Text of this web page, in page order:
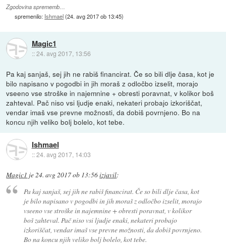
Zgodovina sprememb…
spremenilo: Ishmael(24. avg 2017 ob 13:45)
Magic1
::24. avg 2017, 13:56
Pa kaj sanjaš, sej jih ne rabiš financirat. Če so bili dlje časa, kot je
bilo napisano v pogodbi in jih moraš z odločbo izselit, morajo
vseeno vse stroške in najemnine + obresti poravnat, v kolikor boš
zahteval. Pač niso vsi ljudje enaki, nekateri probajo izkoriščat,
vendar imaš vse prevne možnosti, da dobiš povrnjeno. Bo na
koncu njih veliko bolj bolelo, kot tebe.
Ishmael
::24. avg 2017, 14:03
Magic1 je24. avg 2017 ob 13:56izjavil:
Pa kaj sanjaš, sej jih ne rabiš financirat. Če so bili dlje časa, kot
je bilo napisano v pogodbi in jih moraš z odločbo izselit, morajo
vseeno vse stroške in najemnine + obresti poravnat, v kolikor
boš zahteval. Pač niso vsi ljudje enaki, nekateri probajo
izkoriščat, vendar imaš vse prevne možnosti, da dobiš povrnjeno.
Bo na koncu njih veliko bolj bolelo, kot tebe.